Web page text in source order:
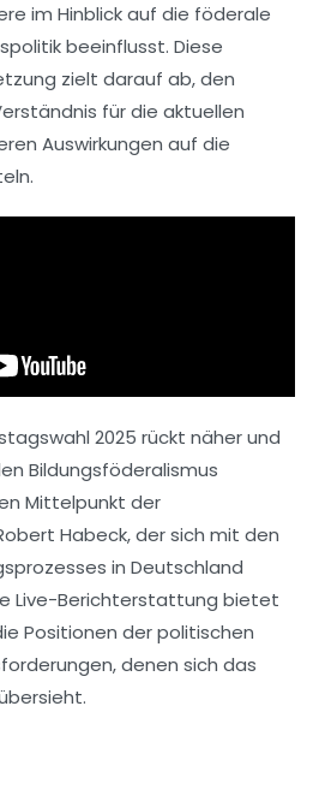
im Hinblick auf die föderale
beeinflusst. Diese
zielt darauf ab, den
für die aktuellen
Auswirkungen auf die
2025 rückt näher und
Bildungsföderalismus
Mittelpunkt der
Habeck, der sich mit den
in Deutschland
Live-Berichterstattung bietet
Positionen der politischen
denen sich das